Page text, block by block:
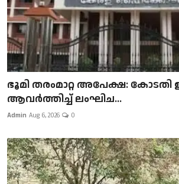
ഭൂമി തരംമാറ്റ അപേക്ഷ:
ആവർത്തിച്ച് ലംഘിച...
Admin Aug 6, 2026 0